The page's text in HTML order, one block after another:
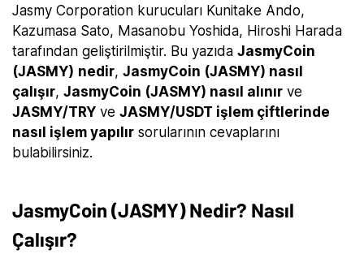
Jasmy Corporation kurucuları Kunitake Ando,
Kazumasa Sato, Masanobu Yoshida, Hiroshi Harada
tarafından geliştirilmiştir. Bu yazıda JasmyCoin
(JASMY) nedir, JasmyCoin (JASMY) nasıl
çalışır, JasmyCoin (JASMY) nasıl alınır ve
JASMY/TRY ve JASMY/USDT işlem çiftlerinde
nasıl işlem yapılır sorularının cevaplarını
bulabilirsiniz.
JasmyCoin (JASMY) Nedir? Nasıl
Çalışır?